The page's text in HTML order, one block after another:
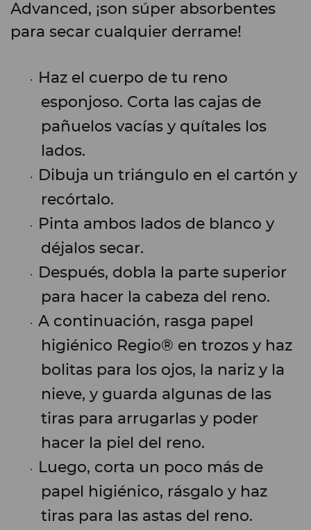
Advanced, ¡son súper absorbentes
para secar cualquier derrame!
Haz el cuerpo de tu reno
esponjoso. Corta las cajas de
pañuelos vacías y quítales los
lados.
Dibuja un triángulo en el cartón y
recórtalo.
Pinta ambos lados de blanco y
déjalos secar.
Después, dobla la parte superior
para hacer la cabeza del reno.
A continuación, rasga papel
higiénico Regio® en trozos y haz
bolitas para los ojos, la nariz y la
nieve, y guarda algunas de las
tiras para arrugarlas y poder
hacer la piel del reno.
Luego, corta un poco más de
papel higiénico, rásgalo y haz
tiras para las astas del reno.